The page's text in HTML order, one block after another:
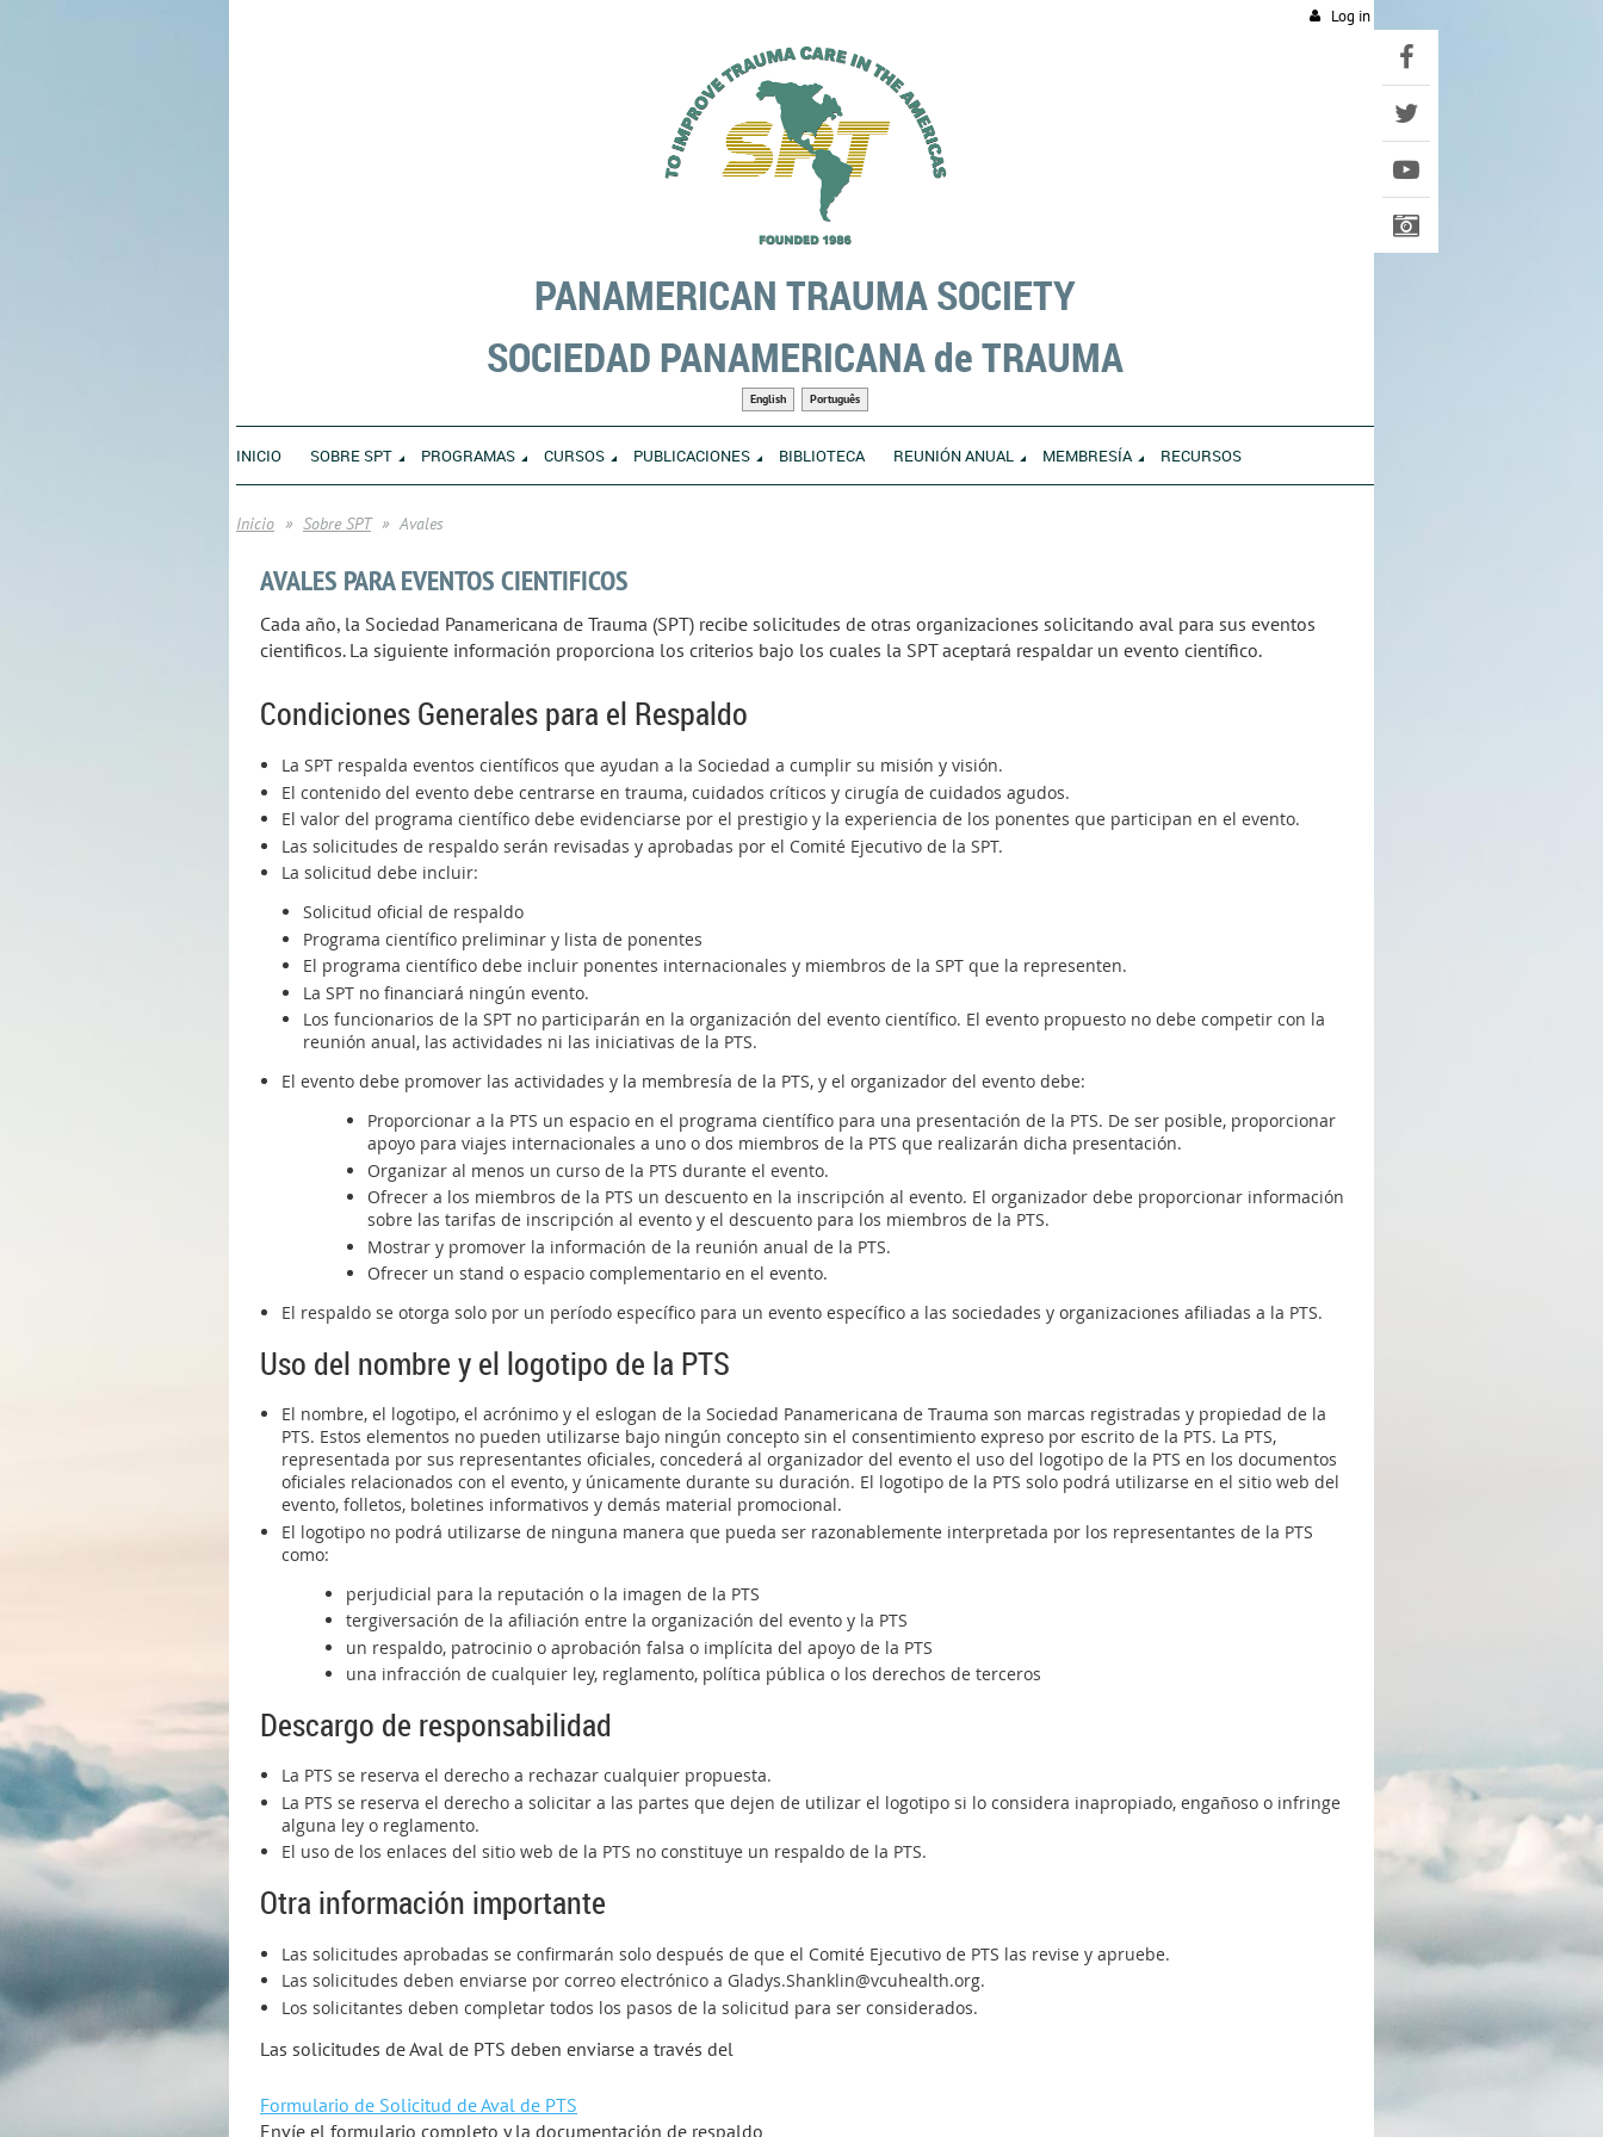
Log in
PANAMERICAN TRAUMA SOCIETY
SOCIEDAD PANAMERICANA de TRAUMA
English Português
INICIO SOBRE SPT PROGRAMAS CURSOS PUBLICACIONES BIBLIOTECA REUNIÓN ANUAL MEMBRESÍA RECURSOS
Inicio Sobre SPT Avales
AVALES PARA EVENTOS CIENTIFICOS
Cada año, la Sociedad Panamericana de Trauma (SPT) recibe solicitudes de otras organizaciones solicitando aval para sus eventos
cientificos. La siguiente información proporciona los criterios bajo los cuales la SPT aceptará respaldar un evento científico.
Condiciones Generales para el Respaldo
La SPT respalda eventos científicos que ayudan a la Sociedad a cumplir su misión y visión.
El contenido del evento debe centrarse en trauma, cuidados críticos y cirugía de cuidados agudos.
El valor del programa científico debe evidenciarse por el prestigio y la experiencia de los ponentes que participan en el evento.
Las solicitudes de respaldo serán revisadas y aprobadas por el Comité Ejecutivo de la SPT.
La solicitud debe incluir:
Solicitud oficial de respaldo
Programa científico preliminar y lista de ponentes
El programa científico debe incluir ponentes internacionales y miembros de la SPT que la representen.
La SPT no financiará ningún evento.
Los funcionarios de la SPT no participarán en la organización del evento científico. El evento propuesto no debe competir con la
reunión anual, las actividades ni las iniciativas de la PTS.
El evento debe promover las actividades y la membresía de la PTS, y el organizador del evento debe:
Proporcionar a la PTS un espacio en el programa científico para una presentación de la PTS. De ser posible, proporcionar
apoyo para viajes internacionales a uno o dos miembros de la PTS que realizarán dicha presentación.
Organizar al menos un curso de la PTS durante el evento.
Ofrecer a los miembros de la PTS un descuento en la inscripción al evento. El organizador debe proporcionar información
sobre las tarifas de inscripción al evento y el descuento para los miembros de la PTS.
Mostrar y promover la información de la reunión anual de la PTS.
Ofrecer un stand o espacio complementario en el evento.
El respaldo se otorga solo por un período específico para un evento específico a las sociedades y organizaciones afiliadas a la PTS.
Uso del nombre y el logotipo de la PTS
El nombre, el logotipo, el acrónimo y el eslogan de la Sociedad Panamericana de Trauma son marcas registradas y propiedad de la
PTS. Estos elementos no pueden utilizarse bajo ningún concepto sin el consentimiento expreso por escrito de la PTS. La PTS,
representada por sus representantes oficiales, concederá al organizador del evento el uso del logotipo de la PTS en los documentos
oficiales relacionados con el evento, y únicamente durante su duración. El logotipo de la PTS solo podrá utilizarse en el sitio web del
evento, folletos, boletines informativos y demás material promocional.
El logotipo no podrá utilizarse de ninguna manera que pueda ser razonablemente interpretada por los representantes de la PTS
como:
perjudicial para la reputación o la imagen de la PTS
tergiversación de la afiliación entre la organización del evento y la PTS
un respaldo, patrocinio o aprobación falsa o implícita del apoyo de la PTS
una infracción de cualquier ley, reglamento, política pública o los derechos de terceros
Descargo de responsabilidad
La PTS se reserva el derecho a rechazar cualquier propuesta.
La PTS se reserva el derecho a solicitar a las partes que dejen de utilizar el logotipo si lo considera inapropiado, engañoso o infringe
alguna ley o reglamento.
El uso de los enlaces del sitio web de la PTS no constituye un respaldo de la PTS.
Otra información importante
Las solicitudes aprobadas se confirmarán solo después de que el Comité Ejecutivo de PTS las revise y apruebe.
Las solicitudes deben enviarse por correo electrónico a Gladys.Shanklin@vcuhealth.org.
Los solicitantes deben completar todos los pasos de la solicitud para ser considerados.
Las solicitudes de Aval de PTS deben enviarse a través del
Formulario de Solicitud de Aval de PTS
Envíe el formulario completo y la documentación de respaldo